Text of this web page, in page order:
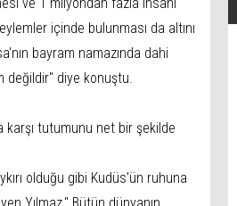
içinde bulunması da altını
bayram namazında dahi
değildir" diye konuştu.
karşı tutumunu net bir şekilde
olduğu gibi Kudüs'ün ruhuna